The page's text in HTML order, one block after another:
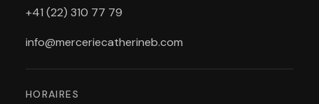
+41 (22) 310 77 79
info@merceriecatherineb.com
HORAIRES